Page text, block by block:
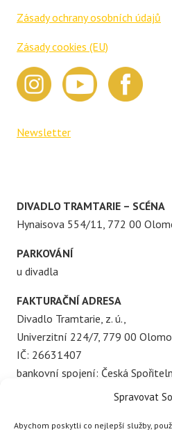
Spravovat
Abychom poskytli co nejlepší služby,
Zásady ochrany osobních údajů
Zásady cookies (EU)
Newsletter
DIVADLO TRAMTARIE – SCÉNA
Hynaisova 554/11, 772 00
PARKOVÁNÍ
u divadla
FAKTURAČNÍ ADRESA
Divadlo Tramtarie, z. ú.,
Univerzitní 224/7, 779 00
IČ: 26631407
bankovní spojení: Česká
č. účtu: 6763252369/0800